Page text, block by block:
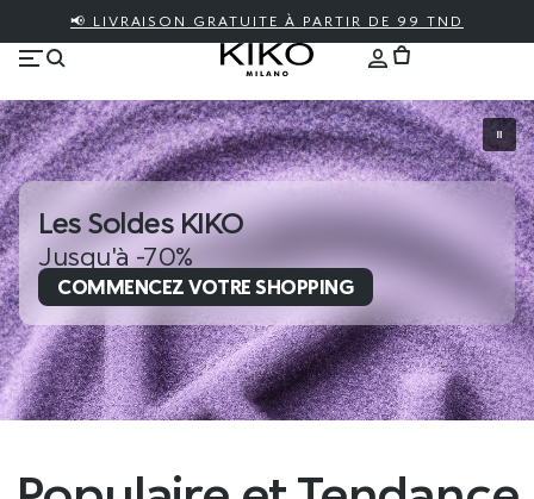
📢 LIVRAISON GRATUITE À PARTIR DE 99 TND
Les Soldes KIKO
Jusqu'à -70%
COMMENCEZ VOTRE SHOPPING